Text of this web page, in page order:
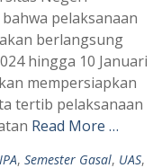
pelaksanaan
berlangsung
hingga 10 Januari
mempersiapkan
tertib pelaksanaan
Read More …
, Semester Gasal, UAS,